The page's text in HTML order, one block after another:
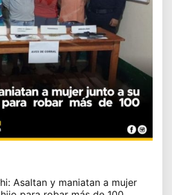
Asaltan y maniatan a mujer